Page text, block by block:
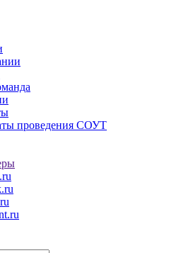
проведения СОУТ